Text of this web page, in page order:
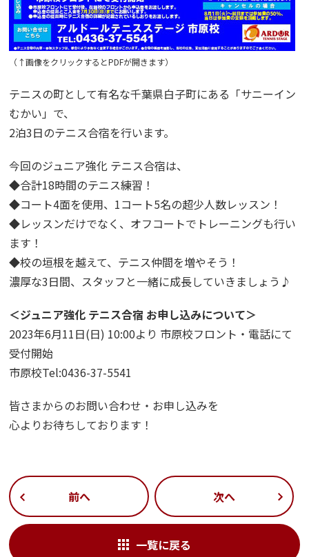
（↑画像をクリックするとPDFが開きます）
テニスの町として有名な千葉県白子町にある「サニーイン
むかい」で、
2泊3日のテニス合宿を行います。
今回のジュニア強化 テニス合宿は、
◆合計18時間のテニス練習！
◆コート4面を使用、1コート5名の超少人数レッスン！
◆レッスンだけでなく、オフコートでトレーニングも行い
ます！
◆校の垣根を越えて、テニス仲間を増やそう！
濃厚な3日間、スタッフと一緒に成長していきましょう♪
＜ジュニア強化 テニス合宿 お申し込みについて＞
2023年6月11日(日) 10:00より 市原校フロント・電話にて
受付開始
市原校Tel:0436-37-5541
皆さまからのお問い合わせ・お申し込みを
心よりお待ちしております！
前へ
一覧に戻る
次へ